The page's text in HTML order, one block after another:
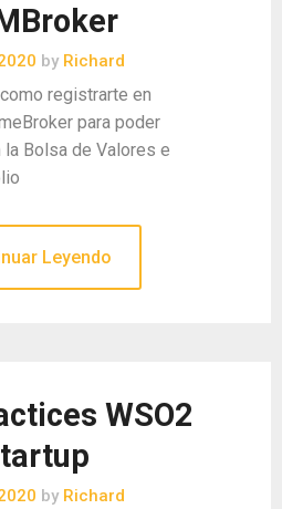
by Richard
registrarte en
para poder
Bolsa de Valores e
Leyendo
WSO2
by Richard